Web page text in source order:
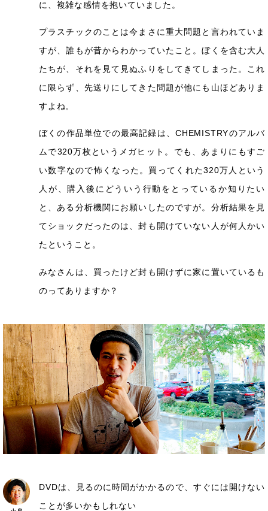
に、複雑な感情を抱いていました。
プラスチックのことは今まさに重大問題と言われていま
すが、誰もが昔からわかっていたこと。ぼくを含む大人
たちが、それを見て見ぬふりをしてきてしまった。これ
に限らず、先送りにしてきた問題が他にも山ほどありま
すよね。
ぼくの作品単位での最高記録は、CHEMISTRYのアルバ
ムで320万枚というメガヒット。でも、あまりにもすご
い数字なので怖くなった。買ってくれた320万人という
人が、購入後にどういう行動をとっているか知りたい
と、ある分析機関にお願いしたのですが。分析結果を見
てショックだったのは、封も開けていない人が何人かい
たということ。
みなさんは、買ったけど封も開けずに家に置いているも
のってありますか？
DVDは、見るのに時間がかかるので、すぐには開けない
ことが多いかもしれない